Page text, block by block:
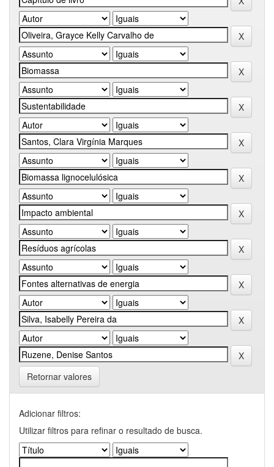
Retornar valores
Adicionar filtros:
Utilizar filtros para refinar o resultado de busca.